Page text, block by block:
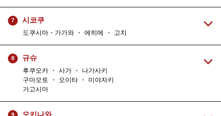
7 시코쿠
도쿠시마・가가와 ・ 에히메 ・ 고치
8 규슈
후쿠오카 ・ 사가 ・ 나가사키
구마모토 ・ 오이타 ・ 미야자키
가고시마
9 오키나와